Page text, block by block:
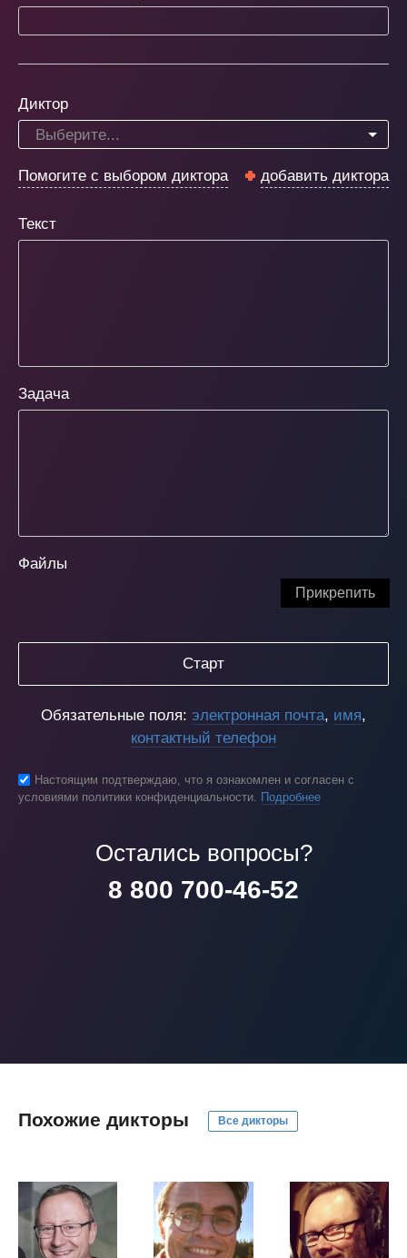
Диктор
Выберите...
Помогите с выбором диктора добавить диктора
Текст
Задача
Файлы
Прикрепить
Старт
Обязательные поля: электронная почта, имя,
контактный телефон
Настоящим подтверждаю, что я ознакомлен и согласен с
условиями политики конфиденциальности. Подробнее
Остались вопросы?
8 800 700-46-52
Похожие дикторы Все дикторы